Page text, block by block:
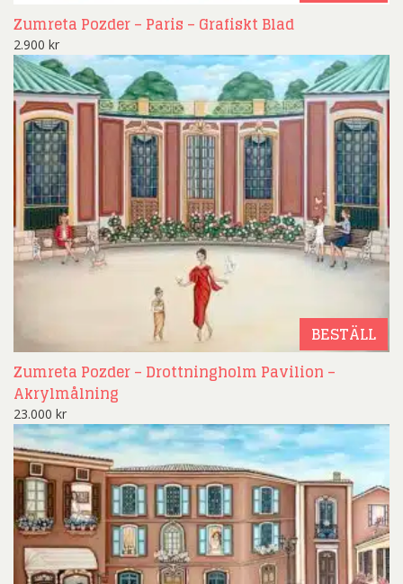
Zumreta Pozder – Paris – Grafiskt Blad
2.900 kr
BESTÄLL
Zumreta Pozder – Drottningholm Pavilion –
Akrylmålning
23.000 kr